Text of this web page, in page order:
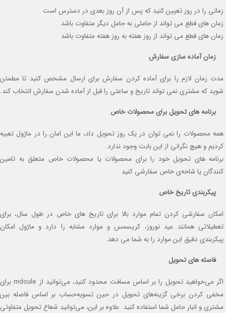
زمانی را در روز تعیین کنید که پس از آن روز بعدی در دسترس است
زمان های قطع می تواند از حاملی به حامل دیگر متفاوت باشد
زمان های قطع می تواند از روز هفته به روز هفته متفاوت باشد
زمان آماده سازی سفارش
مدت زمان لازم را برای آماده کردن سفارش برای ارسال مشخص کنید تا مطمئن
شوید که مشتری نمی تواند تاریخ و ساعتی را قبل از آماده شدن سفارش انتخاب کند.
برنامه های تحویل برای محصولات خاص
همه محصولات را نمی توان در یک روز تحویل داد، ما این امان را در ماژول تعبیه
کردیم و هیچ نگرانی از این بابت وجود ندارد.
برنامه های تحویل خود را برای محصولات یا محصولات خاص متعلق به تامین
کنندگان یا شاخه‌ی خاص سفارشی کنید
پیکربندی تاریخ خاص
امکان سفارشی کردن تمام موارد بالا برای تاریخ های خاص در طول سال، برای
تعطیلاتی همانند عید نوروز، کریسمس و موارد مشابه را دارد و ماژول امکان
پیکربندی دقیق این موارد را به شما می دهد.
فاصله های تحویل
اگر می‌خواهید تحویل را بر اساس مسافت محدود کنید، می‌توانید از mdoule برای
مخفی کردن برخی گزینه‌های تحویل در حین تسویه‌حساب بر اساس فاصله بین
مشتری و انبار حامل شما استفاده کنید. علاوه بر این، می‌توانید شعاع تحویل متفاوتی